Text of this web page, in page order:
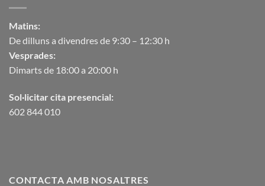
Matins:
De dilluns a divendres de 9:30 – 12:30 h
Vesprades:
Dimarts de 18:00 a 20:00 h
Sol·licitar cita presencial:
602 844 010
CONTACTA AMB NOSALTRES